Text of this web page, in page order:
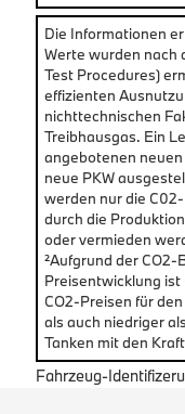
Die Informationen
Werte wurden nach
Test Procedures)
effizienten
nichttechnischen
Treibhausgas. Ein
angebotenen
neue PKW
werden nur die
durch die
oder vermieden
²Aufgrund der
Preisentwicklung
CO2-Preisen für
als auch niedriger
Tanken mit den
Fahrzeug-